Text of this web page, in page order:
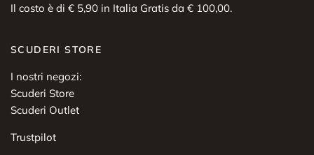
Il costo è di € 5,90 in Italia Gratis da € 100,00.
SCUDERI STORE
I nostri negozi:
Scuderi Store
Scuderi Outlet
Trustpilot